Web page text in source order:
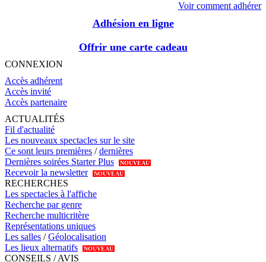
Voir comment adhérer
Adhésion en ligne
Offrir une carte cadeau
CONNEXION
Accès adhérent
Accès invité
Accès partenaire
ACTUALITÉS
Fil d'actualité
Les nouveaux spectacles sur le site
Ce sont leurs premières /dernières
Dernières soirées Starter Plus
NOUVEAU
Recevoir la newsletter NOUVEAU
RECHERCHES
Les spectacles à l'affiche
Recherche par genre
Recherche multicritère
Représentations uniques
Les salles /Géolocalisation
Les lieux alternatifs
NOUVEAU
CONSEILS / AVIS